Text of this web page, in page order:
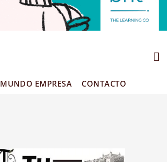
MUNDO EMPRESA CONTACTO